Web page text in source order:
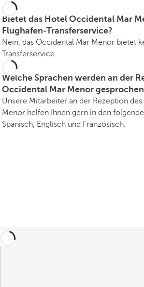
Bietet das Hotel Occidental Mar
Flughafen-Transferservice?
Nein, das Occidental Mar Menor bietet
Transferservice.
Welche Sprachen werden an der
Occidental Mar Menor
Unsere Mitarbeiter an der Rezeption
Menor helfen Ihnen gern in den
Spanisch, Englisch und Französisch.